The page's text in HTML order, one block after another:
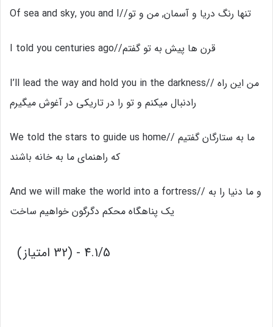
Of sea and sky, you and I//تنها رنگ دریا و آسمان, من و تو
I told you centuries ago//قرن ها پیش به تو گفتم
I’ll lead the way and hold you in the darkness// من این راه
رادنبال میکنم و تو را در تاریکی در آغوش میگیرم
We told the stars to guide us home// ما به ستارگان گفتیم
که راهنمای ما به خانه باشند
And we will make the world into a fortress// و ما دنیا را به
یک پناهگاه محکم دگرگون خواهیم ساخت
4.1/5 - (32 امتیاز)